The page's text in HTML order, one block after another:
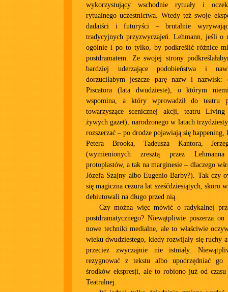
wykorzystujący wschodnie rytuały i
rytualnego uczestnictwa. Wtedy też swoje
dadaiści i futuryści – brutalnie
tradycyjnych przyzwyczajeń. Lehmann, jeśli o
ogólnie i po to tylko, by podkreślić różnice
postdramatem. Ze swojej strony
bardziej uderzające podobieństwa i
dorzuciłabym jeszcze parę nazw i nazwisk:
Piscatora (lata dwudzieste), o którym
wspomina, a który wprowadził do teatru
towarzyszące scenicznej akcji, teatru Living
żywych gazet), narodzonego w latach
rozszerzać – po drodze pojawiają się happening,
Petera Brooka, Tadeusza Kantora,
(wymienionych zresztą przez
protoplastów, a tak na marginesie – dlaczego
Józefa Szajny albo Eugenio Barby?). Tak czy
się magiczna cezura lat sześćdziesiątych, skoro
debiutowali na długo przed nią.
Czy można więc mówić o radykalnej
postdramatycznego? Niewątpliwie poszerza
nowe techniki medialne, ale to właściwie
wieku dwudziestego, kiedy rozwijały się ruchy
przecież zwyczajnie nie istniały.
rezygnować z tekstu albo upodrzędniać go
środków ekspresji, ale to robiono już od
Teatralnej.